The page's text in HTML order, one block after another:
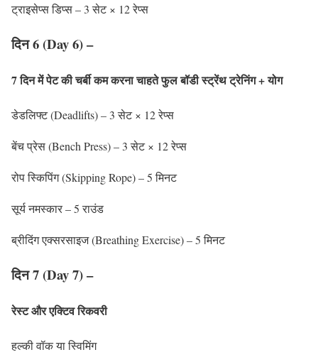
ट्राइसेप्स डिप्स – 3 सेट × 12 रेप्स
दिन 6 (Day 6) –
7 दिन में पेट की चर्बी कम करना चाहतेफुल बॉडी स्ट्रेंथ ट्रेनिंग + योग
डेडलिफ्ट (Deadlifts) – 3 सेट × 12 रेप्स
बेंच प्रेस (Bench Press) – 3 सेट × 12 रेप्स
रोप स्किपिंग (Skipping Rope) – 5 मिनट
सूर्य नमस्कार – 5 राउंड
ब्रीदिंग एक्सरसाइज (Breathing Exercise) – 5 मिनट
दिन 7 (Day 7) –
रेस्ट और एक्टिव रिकवरी
हल्की वॉक या स्विमिंग